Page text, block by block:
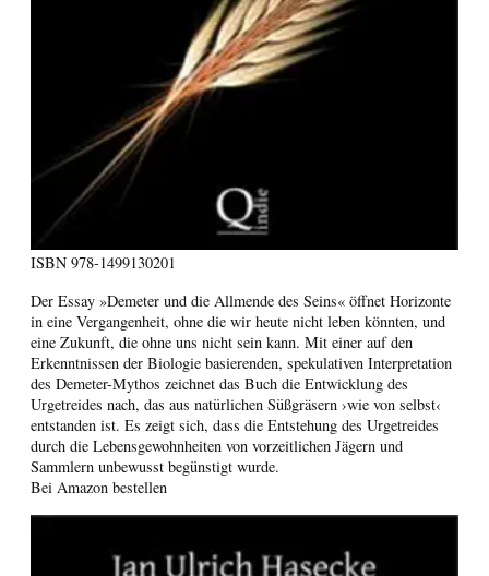
ISBN 978-1499130201
Der Essay »Demeter und die Allmende des Seins« öffnet Horizonte
in eine Vergangenheit, ohne die wir heute nicht leben könnten, und
eine Zukunft, die ohne uns nicht sein kann. Mit einer auf den
Erkenntnissen der Biologie basierenden, spekulativen Interpretation
des Demeter-Mythos zeichnet das Buch die Entwicklung des
Urgetreides nach, das aus natürlichen Süßgräsern ›wie von selbst‹
entstanden ist. Es zeigt sich, dass die Entstehung des Urgetreides
durch die Lebensgewohnheiten von vorzeitlichen Jägern und
Sammlern unbewusst begünstigt wurde.
Bei Amazon bestellen